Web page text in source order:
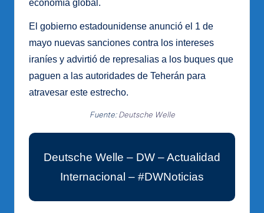
economía global.
El gobierno estadounidense anunció el 1 de
mayo nuevas sanciones contra los intereses
iraníes y advirtió de represalias a los buques que
paguen a las autoridades de Teherán para
atravesar este estrecho.
Fuente:Deutsche Welle
Deutsche Welle – DW – Actualidad
Internacional – #DWNoticias